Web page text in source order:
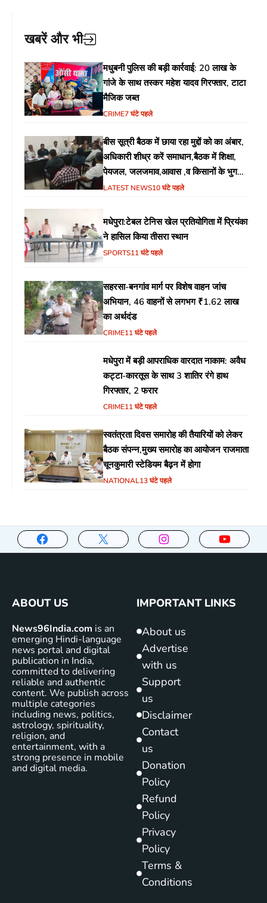
खबरें और भी
मधुबनी पुलिस की बड़ी कार्रवाई: 20 लाख के
गांजे के साथ तस्कर महेश यादव गिरफ्तार, टाटा
मैजिक जब्त
CRIME7 घंटे पहले
बीस सूत्री बैठक में छाया रहा मुद्दों को का अंबार,
अधिकारी शीध्र करें समाधान,बैठक में शिक्षा,
पेयजल, जलजमाव,आवास ,व किसानों के भुगतान
का उठा मुद्दा
LATEST NEWS10 घंटे पहले
मधेपुरा:टेबल टेनिस खेल प्रतियोगिता में प्रियंका
ने हासिल किया तीसरा स्थान
SPORTS11 घंटे पहले
सहरसा-बनगांव मार्ग पर विशेष वाहन जांच
अभियान, 46 वाहनों से लगभग ₹1.62 लाख
का अर्थदंड
CRIME11 घंटे पहले
मधेपुरा में बड़ी आपराधिक वारदात नाकाम: अवैध
कट्टा-कारतूस के साथ 3 शातिर रंगे हाथ
गिरफ्तार, 2 फरार
CRIME11 घंटे पहले
स्वतंत्रता दिवस समारोह की तैयारियों को लेकर
बैठक संपन्न,मुख्य समारोह का आयोजन राजमाता
चूनकुमारी स्टेडियम बैढ़न में होगा
NATIONAL13 घंटे पहले
ABOUT US
News96India.com is an
emerging Hindi-language
news portal and digital
publication in India,
committed to delivering
reliable and authentic
content. We publish across
multiple categories
including news, politics,
astrology, spirituality,
religion, and
entertainment, with a
strong presence in mobile
and digital media.
IMPORTANT LINKS
About us
Advertise
with us
Support
us
Disclaimer
Contact
us
Donation
Policy
Refund
Policy
Privacy
Policy
Terms &
Conditions